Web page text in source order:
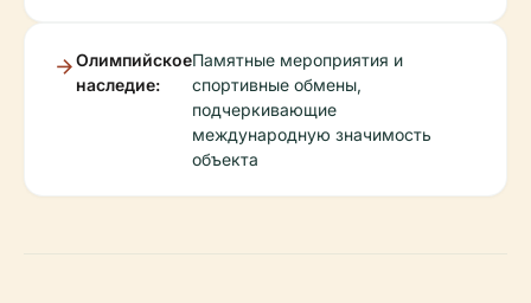
Олимпийское
наследие:
Памятные мероприятия и
спортивные обмены,
подчеркивающие
международную значимость
объекта